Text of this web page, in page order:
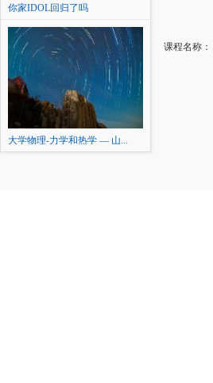
你家IDOL回归了吗
大学物理-力学和热学 — 山...
课程名称：